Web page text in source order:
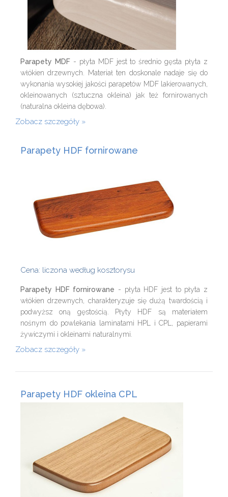
Parapety MDF- płyta MDF jest to średnio gęsta płyta z
włókien drzewnych. Materiał ten doskonale nadaje się do
wykonania wysokiej jakości parapetów MDF lakierowanych,
okleinowanych (sztuczna okleina) jak też fornirowanych
(naturalna okleina dębowa).
Zobacz szczegóły
Parapety HDF fornirowane
Cena: liczona według kosztorysu
Parapety HDF fornirowane - płyta HDF jest to płyta z
włókien drzewnych, charakteryzuje się dużą twardością i
podwyższ oną gęstością. Płyty HDF są materiałem
nośnym do powlekania laminatami HPL i CPL, papierami
żywiczymi i okleinami naturalnymi.
Zobacz szczegóły
Parapety HDF okleina CPL